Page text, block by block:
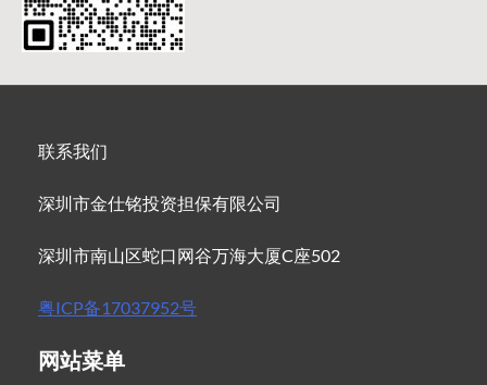
联系我们
深圳市金仕铭投资担保有限公司
深圳市南山区蛇口网谷万海大厦C座502
粤ICP备17037952号
网站菜单